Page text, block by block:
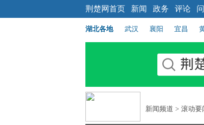
荆楚网首页 新闻 政务 评论
湖北各地 武汉 襄阳 宜昌
新闻频道 > 滚动要